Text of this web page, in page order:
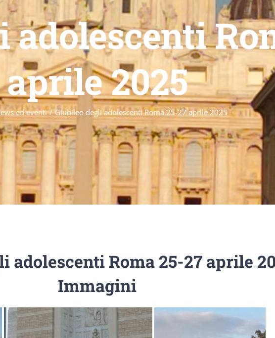
adolescenti
aprile 2025
ed eventi / Giubileo degli adolescenti Roma 25-27 aprile 2025
adolescenti Roma 25-27 aprile
Immagini